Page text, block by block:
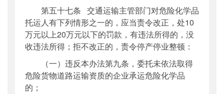
第五十七条 交通运输主管部门对危险化学品
托运人有下列情形之一的，应当责令改正，处10
万元以上20万元以下的罚款，有违法所得的，没
收违法所得；拒不改正的，责令停产停业整顿：
（一）违反本办法第九条，委托未依法取得
危险货物道路运输资质的企业承运危险化学品
的；